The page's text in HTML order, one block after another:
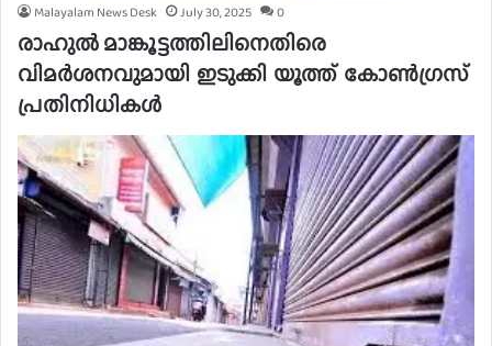
Malayalam News Desk July 30, 2025 0
രാഹുല്‍ മാങ്കൂട്ടത്തിലിനെതിരെ
വിമര്‍ശനവുമായി ഇടുക്കി യൂത്ത് കോണ്‍ഗ്രസ്
പ്രതിനിധികള്‍